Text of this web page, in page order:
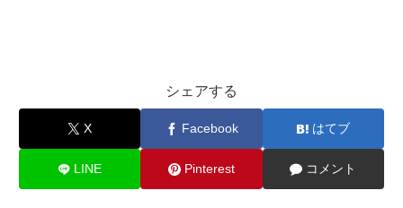
シェアする
X Facebook はてブ
LINE Pinterest コメント